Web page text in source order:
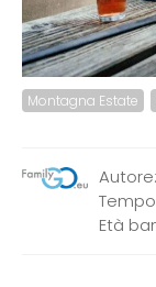
Montagna Estate
Autore:
Età